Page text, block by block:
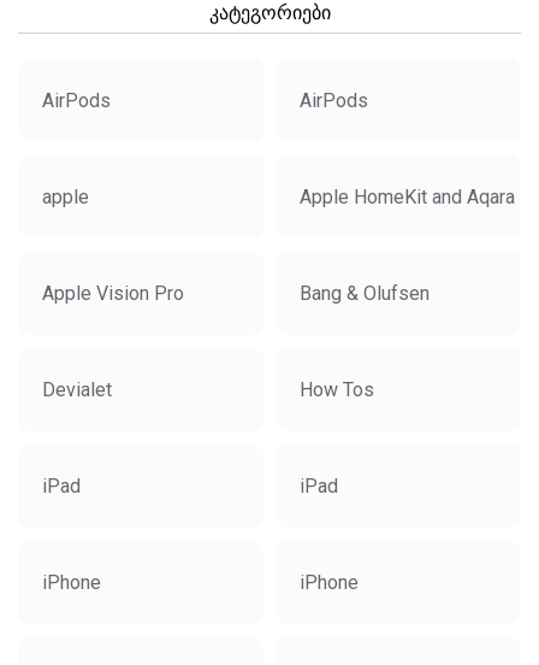
კატეგორიები
AirPods AirPods
apple Apple HomeKit and Aqara
Apple Vision Pro Bang & Olufsen
Devialet How Tos
iPad iPad
iPhone iPhone